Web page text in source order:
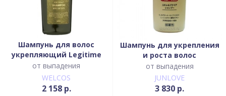
Шампунь для волос
укрепляющий Legitime
Age Scalp Shampoo
от выпадения
WELCOS
2 158 р.
Шампунь для укрепления
и роста волос
от выпадения
JUNLOVE
3 830 р.